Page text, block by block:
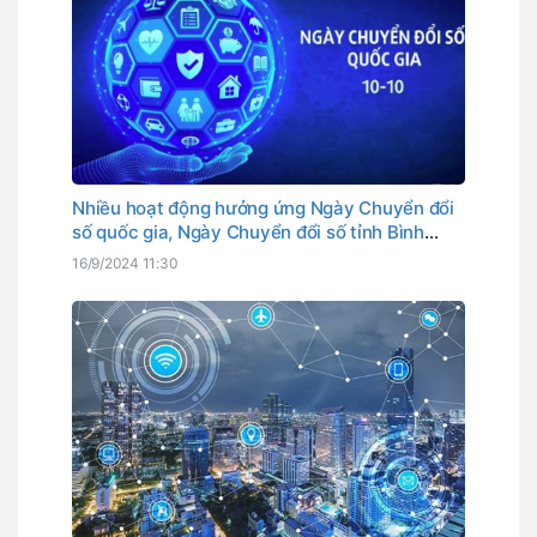
Nhiều hoạt động hưởng ứng Ngày Chuyển đổi
số quốc gia, Ngày Chuyển đổi số tỉnh Bình
Thuận
16/9/2024 11:30